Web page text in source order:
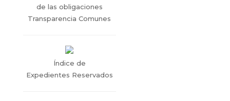
de las obligaciones
Transparencia Comunes
Índice de
Expedientes Reservados